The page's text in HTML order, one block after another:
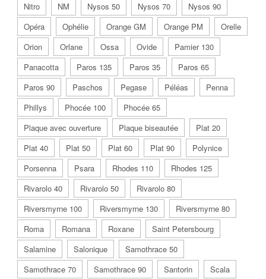
Nitro
NM Nysos 50 Nysos 70
Nysos 90
Opéra
Ophélie Orange GM Orange PM
Orelle
Orion
Orlane Ossa Ovide
Pamier 130
Panacotta
Paros 135 Paros 35
Paros 65
Paros 90
Paschos Pegase Péléas
Penna
Phillys
Phocée 100
Phocée 65
Plaque avec ouverture
Plaque biseautée
Plat 20
Plat 40
Plat 50 Plat 60 Plat 90
Polynice
Porsenna
Psara Rhodes 110
Rhodes 125
Rivarolo 40
Rivarolo 50
Rivarolo 80
Riversmyrne 100
Riversmyrne 130
Riversmyrne 80
Roma
Romana Roxane
Saint Petersbourg
Salamine
Salonique
Samothrace 50
Samothrace 70
Samothrace 90 Santorin
Scala